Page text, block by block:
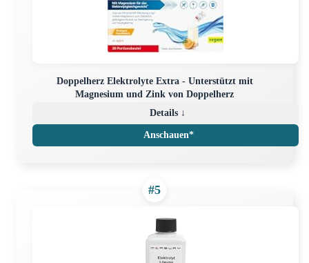
Doppelherz Elektrolyte Extra - Unterstützt mit
Magnesium und Zink von Doppelherz
Details ↓
Anschauen*
#5